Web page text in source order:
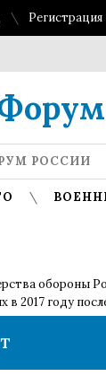
Регистрация
РОССИИ
обороны
в 2017 году